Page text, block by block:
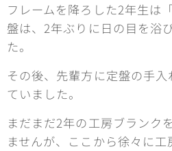
フレームを降ろした2年生は
盤は、2年ぶりに日の目を浴
た。
その後、先輩方に定盤の手
ていました。
まだまだ2年の工房ブランク
ませんが、ここから徐々に